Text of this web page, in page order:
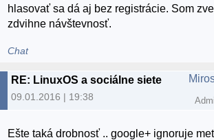
hlasovať sa dá aj bez registrácie. Som
zdvihne návštevnosť.
Chat
RE: LinuxOS a sociálne siete
09.01.2016 | 19:38
Ešte taká drobnosť .. google+ ignoruje